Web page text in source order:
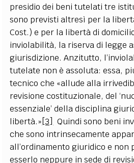
presidio dei beni tutelati tre
sono previsti altresì per la
Cost.) e per la libertà di
inviolabilità, la riserva di legge
giurisdizione. Anzitutto,
tutelate non è assoluta: essa,
tecnico che «allude alla
revisione costituzionale, del
essenziale’ della disciplina
libertà.»[3] Quindi sono beni
che sono intrinsecamente
all’ordinamento giuridico e non
esserlo neppure in sede di